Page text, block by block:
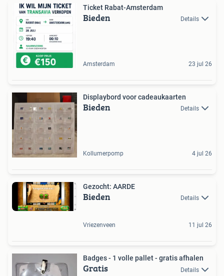
Ticket Rabat-Amsterdam
Bieden Details
Amsterdam 23 jul 26
Displaybord voor cadeaukaarten
Bieden Details
Kollumerpomp 4 jul 26
Gezocht: AARDE
Bieden Details
Vriezenveen 11 jul 26
Badges - 1 volle pallet - gratis afhalen
Gratis Details